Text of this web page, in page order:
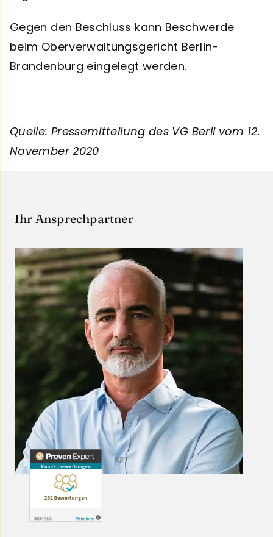
Gegen den Beschluss kann Beschwerde
beim Oberverwaltungsgericht Berlin-
Brandenburg eingelegt werden.
Quelle: Pressemitteilung des VG Berli vom 12.
November 2020
Ihr Ansprechpartner